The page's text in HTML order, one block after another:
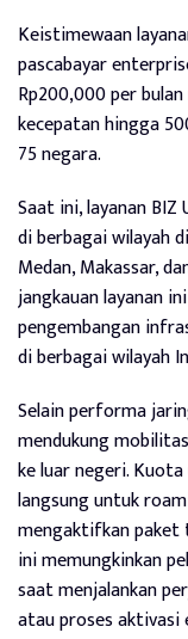
Keistimewaan
pascabayar
Rp200,000 per
kecepatan hingga
75 negara.
Saat ini, layanan
di berbagai wilayah
Medan, Makassar,
jangkauan layanan
pengembangan
di berbagai wilayah
Selain performa
mendukung
ke luar negeri.
langsung untuk
mengaktifkan paket
ini memungkinkan
saat menjalankan
atau proses aktivasi